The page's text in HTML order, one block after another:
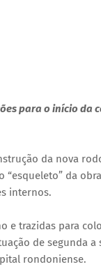
para o início da
da nova
“esqueleto” da
internos.
e trazidas para
de segunda
rondoniense.